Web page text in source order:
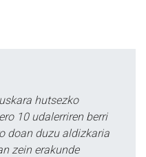
hutsezko
10 udalerriren berri
doan duzu aldizkaria
zein erakunde